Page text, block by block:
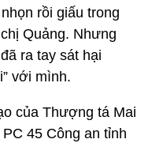
rồi giấu trong
Quảng. Nhưng
ra tay sát hại
với mình.
của Thượng tá Mai
45 Công an tỉnh